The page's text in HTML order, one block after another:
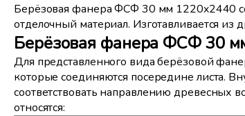
Берёзовая фанера ФСФ 30 мм 1220x2440
отделочный материал. Изготавливается из
Берёзовая фанера ФСФ 30
Для представленного вида берёзовой
которые соединяются посередине листа.
соответствовать направлению древесных
относятся: